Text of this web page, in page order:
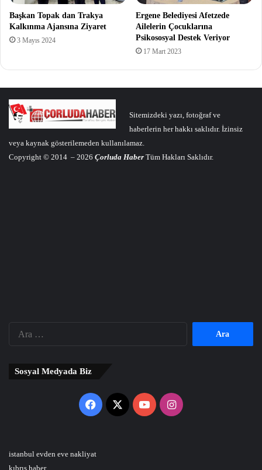
Başkan Topak dan Trakya
Kalkınma Ajansına Ziyaret
3 Mayıs 2024
Ergene Belediyesi Afetzede
Ailelerin Çocuklarına
Psikososyal Destek Veriyor
17 Mart 2023
Sitemizdeki yazı, fotoğraf ve
haberlerin her hakkı saklıdır. İzinsiz
veya kaynak gösterilemeden kullanılamaz.
Copyright © 2014 – 2026 Çorluda Haber Tüm Hakları Saklıdır.
Sosyal Medyada Biz
Facebook
X YouTubeInstagram
istanbul evden eve nakliyat
kıbrıs haber